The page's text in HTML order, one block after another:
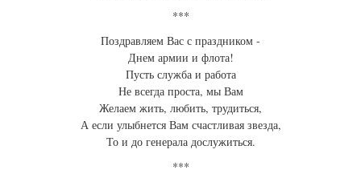
***
Поздравляем Вас с праздником -
Днем армии и флота!
Пусть служба и работа
Не всегда проста, мы Вам
Желаем жить, любить, трудиться,
А если улыбнется Вам счастливая звезда,
То и до генерала дослужиться.
***